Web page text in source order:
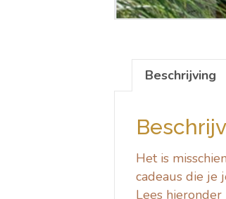
Beschrijving
Het is
cadeaus die je
Lees